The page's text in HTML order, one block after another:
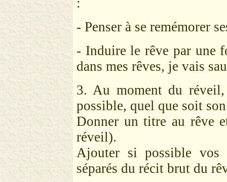
- Penser à se remémorer
- Induire le rêve par une
dans mes rêves, je vais
3. Au moment du
possible, quel que soit
Donner un titre au rêve
réveil).
Ajouter si possible vos
séparés du récit brut du